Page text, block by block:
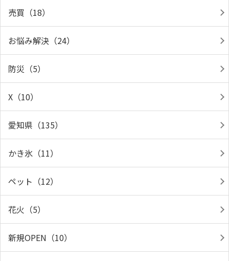
売買（18）
お悩み解決（24）
防災（5）
X（10）
愛知県（135）
かき氷（11）
ペット（12）
花火（5）
新規OPEN（10）